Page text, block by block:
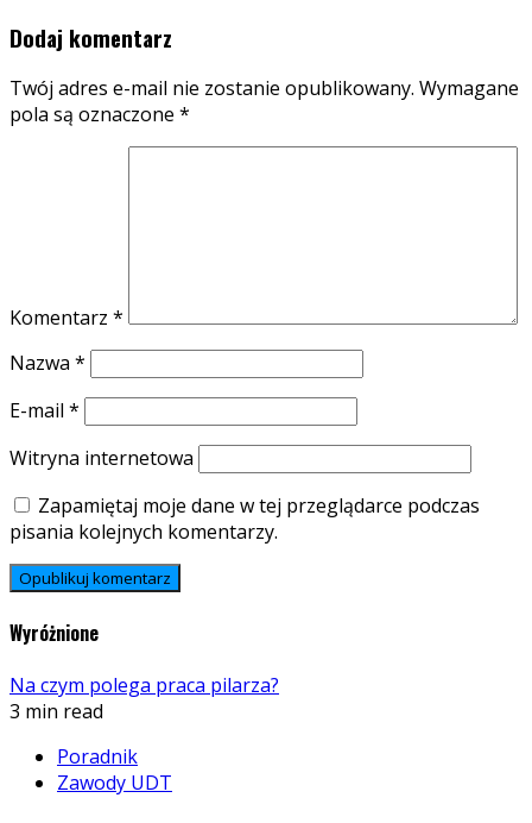
Dodaj komentarz
Twój adres e-mail nie zostanie opublikowany. Wymagane
pola są oznaczone *
Komentarz *
Nazwa *
E-mail *
Witryna internetowa
Zapamiętaj moje dane w tej przeglądarce podczas
pisania kolejnych komentarzy.
Wyróżnione
Na czym polega praca pilarza?
3 min read
Poradnik
Zawody UDT